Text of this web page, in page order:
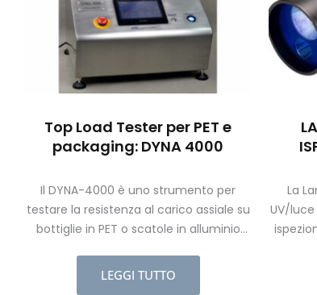
Top Load Tester per PET e
packaging: DYNA 4000
Il DYNA-4000 è uno strumento per
testare la resistenza al carico assiale su
bottiglie in PET o scatole in alluminio
LEGGI TUTTO
La
UV/